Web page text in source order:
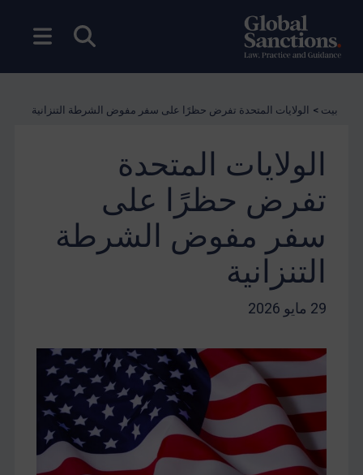
بحث فتح
بيت > الولايات المتحدة تفرض حظرًا على سفر مفوض الشرطة التنزانية
الولايات المتحدة
تفرض حظرًا على
سفر مفوض الشرطة
التنزانية
29 مايو 2026